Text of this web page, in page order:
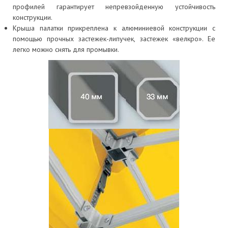
профилей гарантирует непревзойденную устойчивость
конструкции.
Крыша палатки прикреплена к алюминиевой конструкции с
помощью прочных застежек-липучек, застежек «велкро». Ее
легко можно снять для промывки.